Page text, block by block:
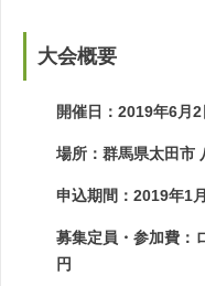
大会概要
開催日：2019年6月2
場所：群馬県太田市
申込期間：2019年1
募集定員・参加費
円